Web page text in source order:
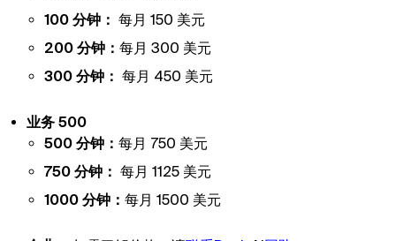
100 分钟： 每月 150 美元
200 分钟： 每月 300 美元
300 分钟： 每月 450 美元
业务 500
500 分钟： 每月 750 美元
750 分钟： 每月 1125 美元
1000 分钟： 每月 1500 美元